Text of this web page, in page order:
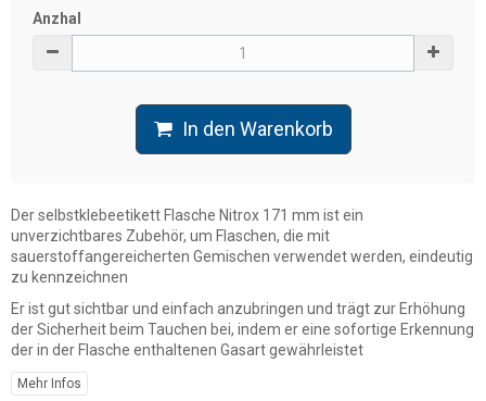
Anzhal
In den Warenkorb
Der selbstklebeetikett Flasche Nitrox 171 mm ist ein
unverzichtbares Zubehör, um Flaschen, die mit
sauerstoffangereicherten Gemischen verwendet werden, eindeutig
zu kennzeichnen
Er ist gut sichtbar und einfach anzubringen und trägt zur Erhöhung
der Sicherheit beim Tauchen bei, indem er eine sofortige Erkennung
der in der Flasche enthaltenen Gasart gewährleistet
Mehr Infos